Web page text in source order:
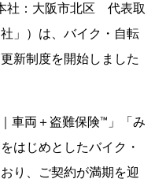
社：大阪市北区 代表取
」）は、バイク・自転
新制度を開始しました
車両＋盗難保険™」「み
はじめとしたバイク・
り、ご契約が満期を迎